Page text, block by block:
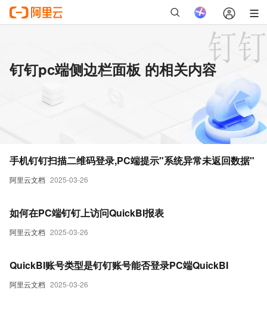
钉钉pc端侧边栏面板 的相关内容
阿里云文档 2025-03-26
手机钉钉扫描二维码登录,PC端提示"系统异常未返回数据"
阿里云文档 2025-03-26
如何在PC端钉钉上访问QuickBI报表
阿里云文档 2025-03-26
QuickBI账号类型是钉钉账号能否登录PC端QuickBI